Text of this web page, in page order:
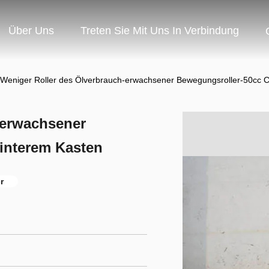
Über Uns Treten Sie Mit Uns In Verbindung
Weniger Roller des Ölverbrauch-erwachsener Bewegungsroller-50cc
Kasten